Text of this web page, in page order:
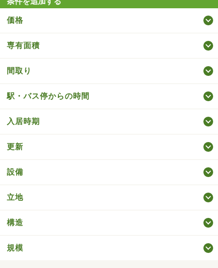
価格
専有面積
間取り
駅・バス停からの時間
入居時期
更新
設備
立地
構造
規模